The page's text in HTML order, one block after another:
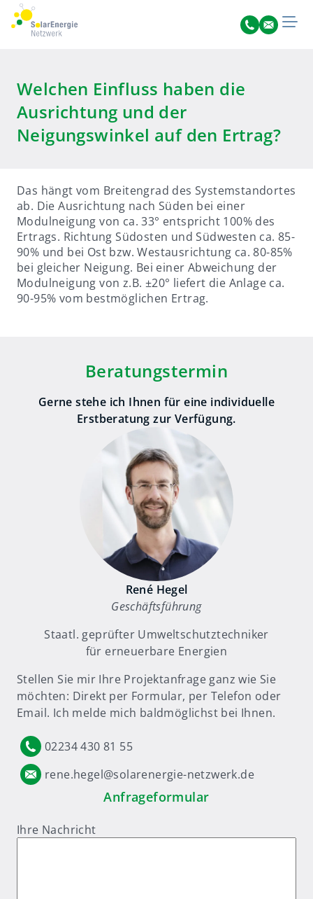
Welchen Einfluss haben die
Ausrichtung und der
Neigungswinkel auf den Ertrag?
Das hängt vom Breitengrad des Systemstandortes
ab. Die Ausrichtung nach Süden bei einer
Modulneigung von ca. 33° entspricht 100% des
Ertrags. Richtung Südosten und Südwesten ca. 85-
90% und bei Ost bzw. Westausrichtung ca. 80-85%
bei gleicher Neigung. Bei einer Abweichung der
Modulneigung von z.B. ±20° liefert die Anlage ca.
90-95% vom bestmöglichen Ertrag.
Beratungstermin
Gerne stehe ich Ihnen für eine individuelle
Erstberatung zur Verfügung.
René Hegel
Geschäftsführung
Staatl. geprüfter Umweltschutztechniker
für erneuerbare Energien
Stellen Sie mir Ihre Projektanfrage ganz wie Sie
möchten: Direkt per Formular, per Telefon oder
Email. Ich melde mich baldmöglichst bei Ihnen.
02234 430 81 55
rene.hegel@solarenergie-netzwerk.de
Anfrageformular
Ihre Nachricht